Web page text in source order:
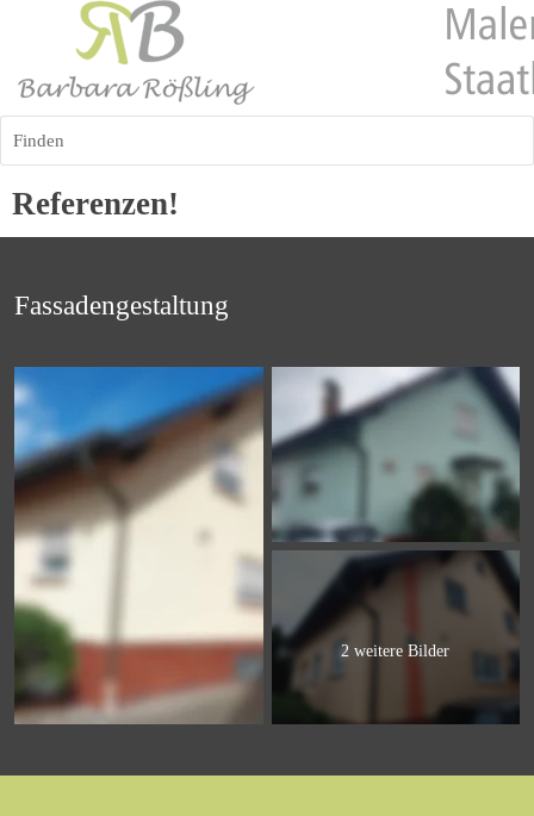
Finden
Referenzen!
Fassadengestaltung
2 weitere Bilder